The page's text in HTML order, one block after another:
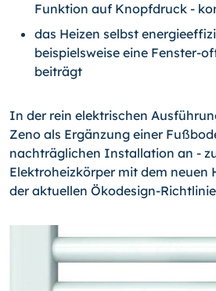
Funktion auf Knopfdruck -
das Heizen selbst
beispielsweise eine Fenster-
beiträgt
In der rein elektrischen
Zeno als Ergänzung einer
nachträglichen Installation an -
Elektroheizkörper mit dem neuen
der aktuellen Ökodesign-